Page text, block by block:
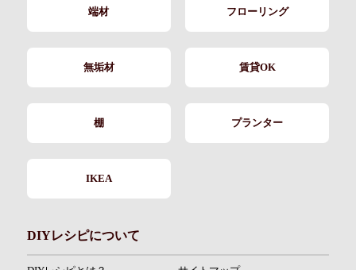
端材 フローリング
無垢材 賃貸OK
棚 プランター
IKEA
DIYレシピについて